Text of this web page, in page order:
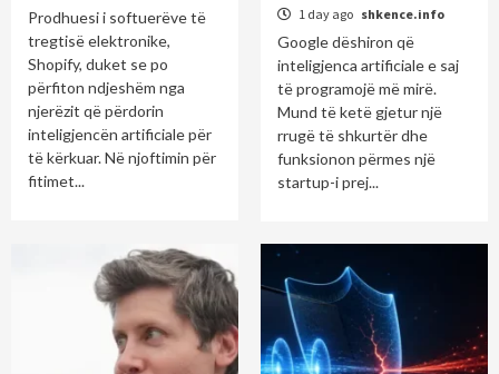
Prodhuesi i softuerëve të
tregtisë elektronike,
Shopify, duket se po
përfiton ndjeshëm nga
njerëzit që përdorin
inteligjencën artificiale për
të kërkuar. Në njoftimin për
fitimet...
1 day ago shkence.info
Google dëshiron që
inteligjenca artificiale e saj
të programojë më mirë.
Mund të ketë gjetur një
rrugë të shkurtër dhe
funksionon përmes një
startup-i prej...